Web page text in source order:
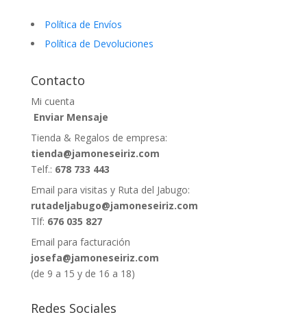
Política de Envíos
Política de Devoluciones
Contacto
Mi cuenta
Enviar Mensaje
Tienda & Regalos de empresa:
tienda@jamoneseiriz.com
Telf.: 678 733 443
Email para visitas y Ruta del Jabugo:
rutadeljabugo@jamoneseiriz.com
Tlf: 676 035 827
Email para facturación
josefa@jamoneseiriz.com
(de 9 a 15 y de 16 a 18)
Redes Sociales